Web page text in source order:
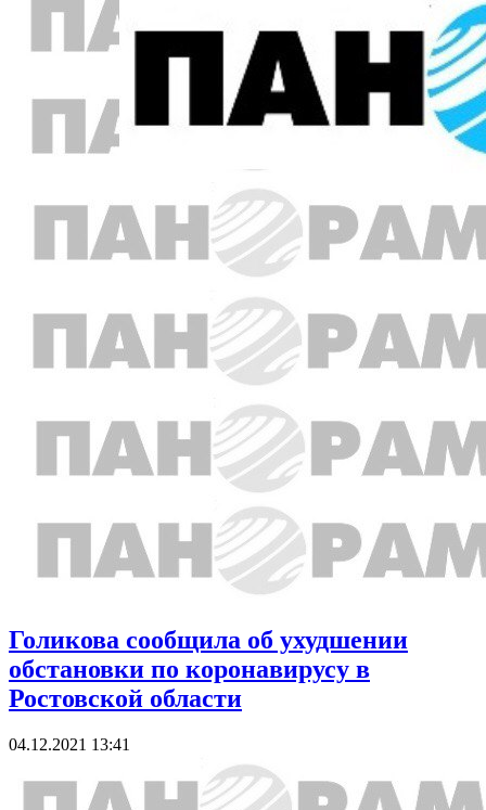
Голикова сообщила об ухудшении
обстановки по коронавирусу в
Ростовской области
04.12.2021 13:41